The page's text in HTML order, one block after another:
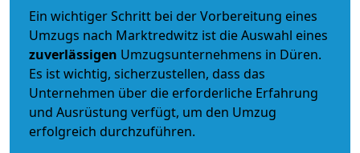
Ein wichtiger Schritt bei der Vorbereitung eines
Umzugs nach Marktredwitz ist die Auswahl eines
zuverlässigen Umzugsunternehmens in Düren.
Es ist wichtig, sicherzustellen, dass das
Unternehmen über die erforderliche Erfahrung
und Ausrüstung verfügt, um den Umzug
erfolgreich durchzuführen.